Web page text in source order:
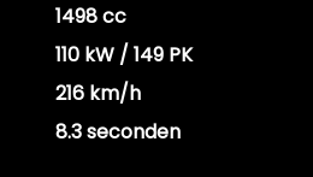
1498 cc
110 kW / 149 PK
216 km/h
8.3 seconden